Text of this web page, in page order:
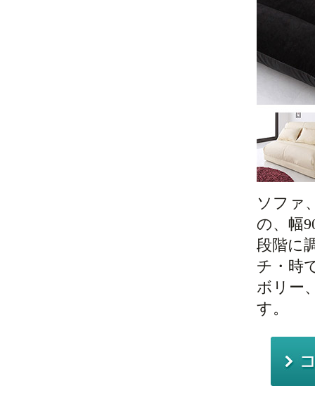
ソファ
の、幅
段階に
チ・時
ボリー
す。